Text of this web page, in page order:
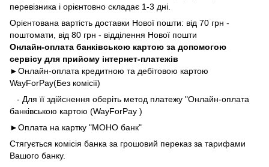
перевізника і орієнтовно складає 1-3 дні.
Орієнтована вартість доставки Нової пошти: від 70 грн -
поштомати, від 80 грн - відділення Нової пошти
Онлайн-оплата банківською картою за допомогою
сервісу для прийому інтернет-платежів
►Онлайн-оплата кредитною та дебітовою картою
WayForPay(Без комісії)
- Для її здійснення оберіть метод платежу "Онлайн-оплата
банківською картою (WayForPay )
►Оплата на картку "МОНО банк"
Стягується комісія банка за грошовий переказ за тарифами
Вашого банку.